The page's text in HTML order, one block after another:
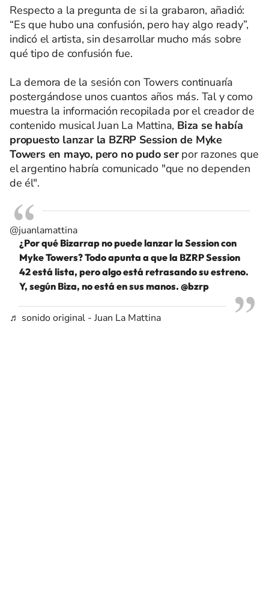
Respecto a la pregunta de si la grabaron, añadió:
“Es que hubo una confusión, pero hay algo ready”,
indicó el artista, sin desarrollar mucho más sobre
qué tipo de confusión fue.
La demora de la sesión con Towers continuaría
postergándose unos cuantos años más. Tal y como
muestra la información recopilada por el creador de
contenido musical Juan La Mattina, Biza se había
propuesto lanzar la BZRP Session de Myke
Towers en mayo, pero no pudo ser por razones que
el argentino habría comunicado "que no dependen
de él".
@juanlamattina
¿Por qué Bizarrap no puede lanzar la Session con
Myke Towers? Todo apunta a que la BZRP Session
42 está lista, pero algo está retrasando su estreno.
Y, según Biza, no está en sus manos. @bzrp
♬ sonido original - Juan La Mattina